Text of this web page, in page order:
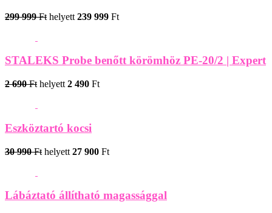
299 999 Ft helyett 239 999 Ft
STALEKS Probe benőtt körömhöz PE-20/2 | Expert
2 690 Ft helyett 2 490 Ft
Eszköztartó kocsi
30 990 Ft helyett 27 900 Ft
Lábáztató állítható magassággal